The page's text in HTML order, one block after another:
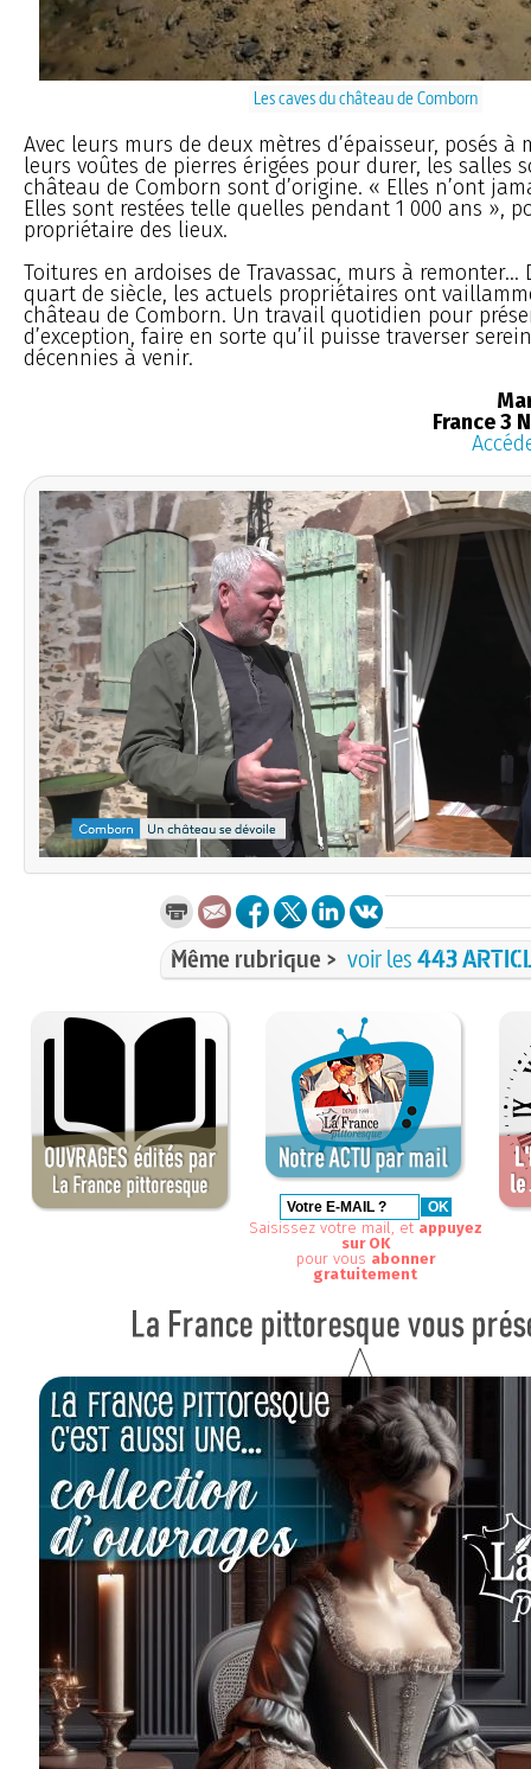
Les caves du château de Comborn
Avec leurs murs de deux mètres d’épaisseur, posés à
leurs voûtes de pierres érigées pour durer, les salles
château de Comborn sont d’origine. « Elles n’ont
Elles sont restées telle quelles pendant 1 000 ans »,
propriétaire des lieux.
Toitures en ardoises de Travassac, murs à remonter...
quart de siècle, les actuels propriétaires ont
château de Comborn. Un travail quotidien pour
d’exception, faire en sorte qu’il puisse traverser
décennies à venir.
France 3
Même rubrique > voir les443
Saisissez votre mail, et appuyez
sur OK
pour vous abonner
gratuitement